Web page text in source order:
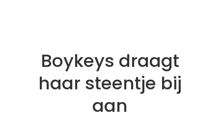
Boykeys draagt
haar steentje bij
aan